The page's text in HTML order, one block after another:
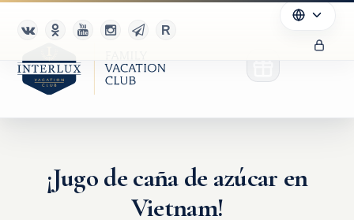
¡Jugo de caña de azúcar en
Vietnam!